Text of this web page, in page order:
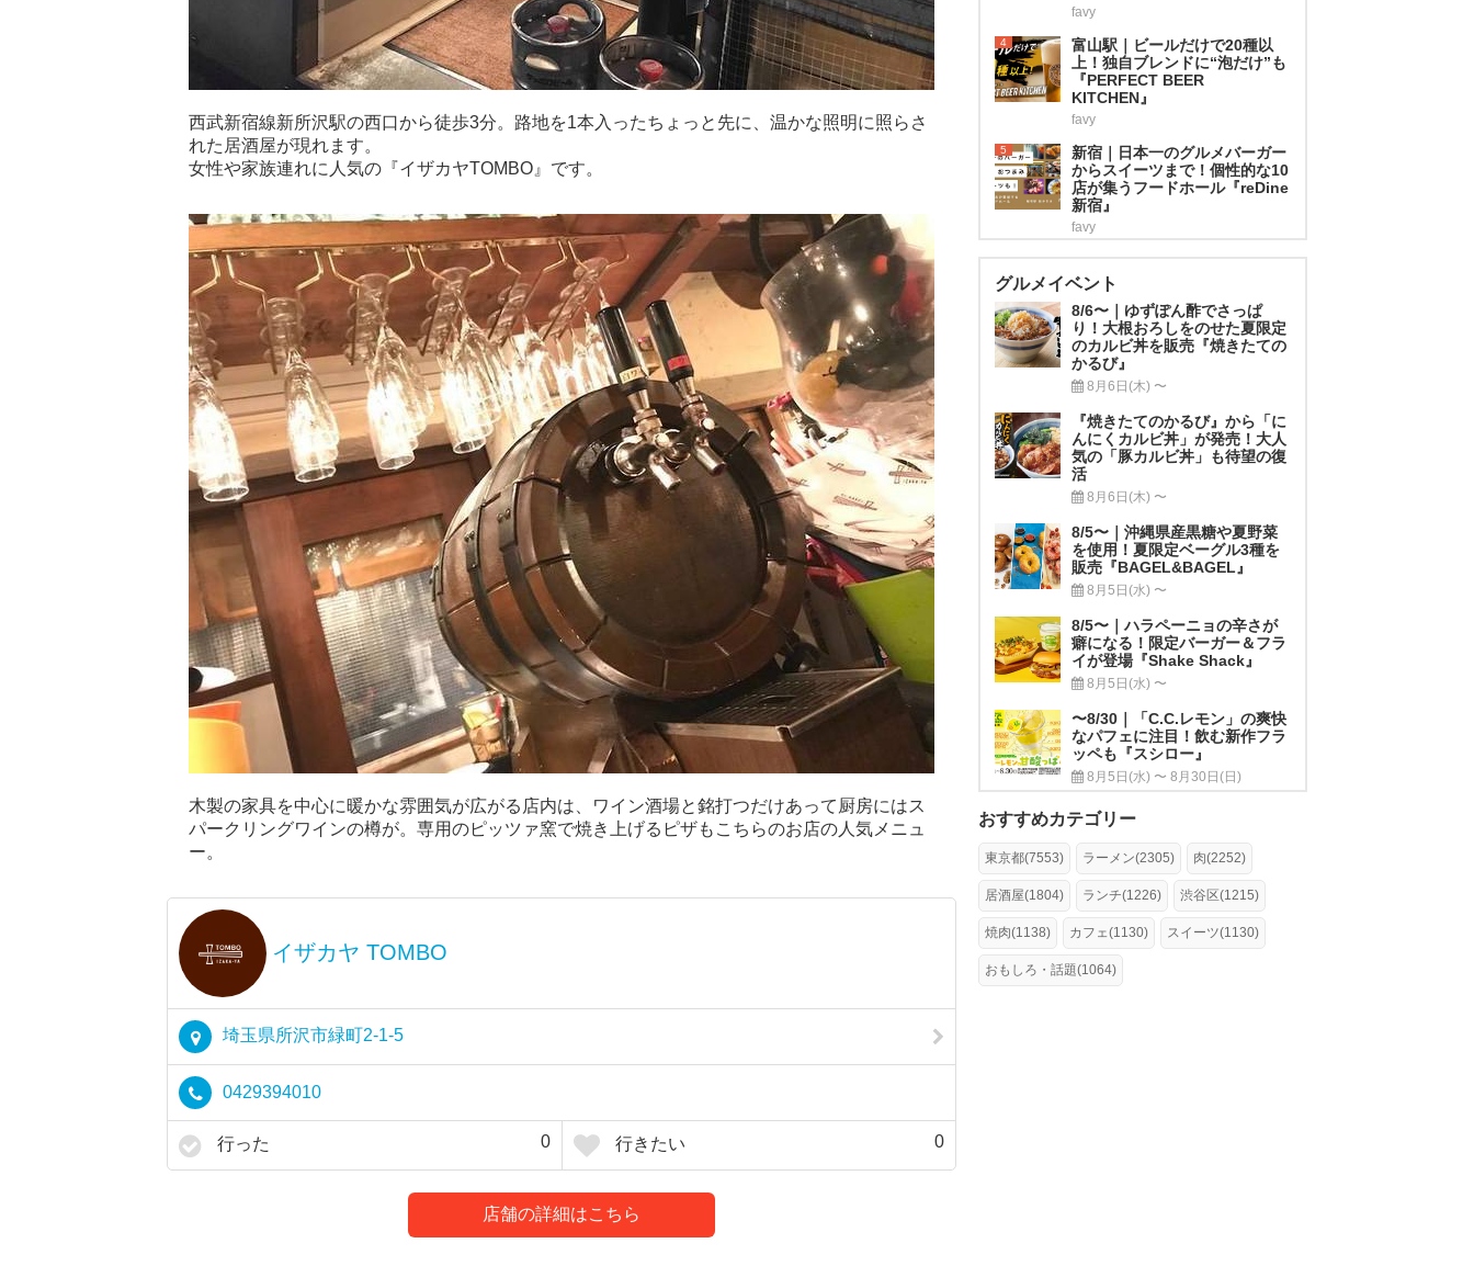
西武新宿線新所沢駅の西口から徒歩3分。路地を1本入ったちょっと先に、温かな照明に照らさ
れた居酒屋が現れます。
女性や家族連れに人気の『イザカヤTOMBO』です。
木製の家具を中心に暖かな雰囲気が広がる店内は、ワイン酒場と銘打つだけあって厨房にはス
パークリングワインの樽が。専用のピッツァ窯で焼き上げるピザもこちらのお店の人気メニュ
ー。
イザカヤ TOMBO
埼玉県所沢市緑町2-1-5
0429394010
行った 0 行きたい 0
店舗の詳細はこちら
favy
4
富山駅｜ビールだけで20種以
上！独自ブレンドに“泡だけ”も
『PERFECT BEER
KITCHEN』
favy
5
新宿｜日本一のグルメバーガー
からスイーツまで！個性的な10
店が集うフードホール『reDine
新宿』
favy
グルメイベント
8/6〜｜ゆずぽん酢でさっぱ
り！大根おろしをのせた夏限定
のカルビ丼を販売『焼きたての
かるび』
8月6日(木) 〜
『焼きたてのかるび』から「に
んにくカルビ丼」が発売！大人
気の「豚カルビ丼」も待望の復
活
8月6日(木) 〜
8/5〜｜沖縄県産黒糖や夏野菜
を使用！夏限定ベーグル3種を
販売『BAGEL&BAGEL』
8月5日(水) 〜
8/5〜｜ハラペーニョの辛さが
癖になる！限定バーガー＆フラ
イが登場『Shake Shack』
8月5日(水) 〜
〜8/30｜「C.C.レモン」の爽快
なパフェに注目！飲む新作フラ
ッペも『スシロー』
8月5日(水) 〜 8月30日(日)
おすすめカテゴリー
東京都(7553) ラーメン(2305) 肉(2252)
居酒屋(1804) ランチ(1226) 渋谷区(1215)
焼肉(1138) カフェ(1130) スイーツ(1130)
おもしろ・話題(1064)